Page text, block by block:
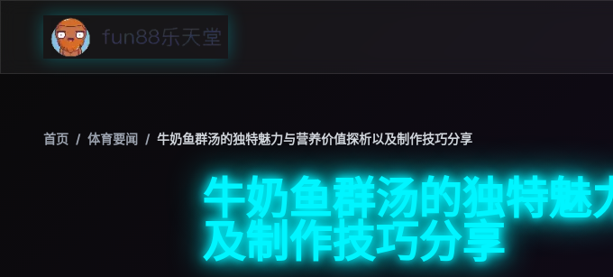
首页 / 体育要闻 / 牛奶鱼群汤的独特魅力与营养价值探析以及制作技巧分享
牛奶鱼群汤的独特魅
及制作技巧分享